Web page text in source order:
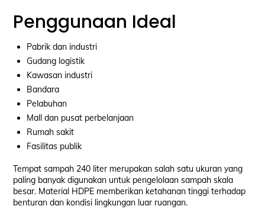
Penggunaan Ideal
Pabrik dan industri
Gudang logistik
Kawasan industri
Bandara
Pelabuhan
Mall dan pusat perbelanjaan
Rumah sakit
Fasilitas publik
Tempat sampah 240 liter merupakan salah satu ukuran yang
paling banyak digunakan untuk pengelolaan sampah skala
besar. Material HDPE memberikan ketahanan tinggi terhadap
benturan dan kondisi lingkungan luar ruangan.